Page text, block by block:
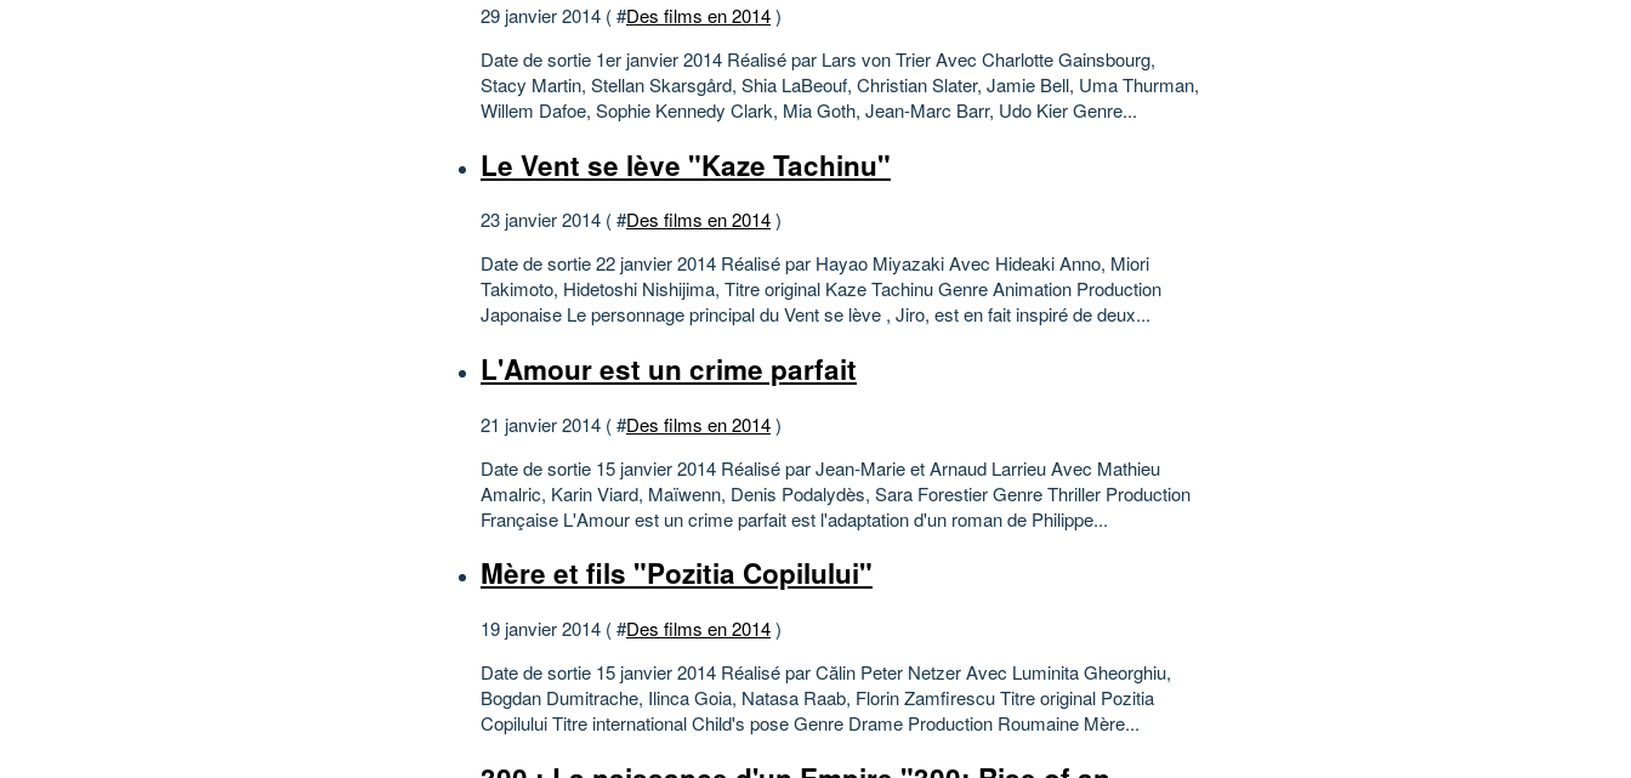
29 janvier 2014 ( #Des films en 2014)
Date de sortie 1er janvier 2014 Réalisé par Lars von Trier Avec Charlotte Gainsbourg,
Stacy Martin, Stellan Skarsgård, Shia LaBeouf, Christian Slater, Jamie Bell, Uma Thurman,
Willem Dafoe, Sophie Kennedy Clark, Mia Goth, Jean-Marc Barr, Udo Kier Genre...
Le Vent se lève "Kaze Tachinu"
23 janvier 2014 ( #Des films en 2014)
Date de sortie 22 janvier 2014 Réalisé par Hayao Miyazaki Avec Hideaki Anno, Miori
Takimoto, Hidetoshi Nishijima, Titre original Kaze Tachinu Genre Animation Production
Japonaise Le personnage principal du Vent se lève , Jiro, est en fait inspiré de deux...
L'Amour est un crime parfait
21 janvier 2014 ( #Des films en 2014)
Date de sortie 15 janvier 2014 Réalisé par Jean-Marie et Arnaud Larrieu Avec Mathieu
Amalric, Karin Viard, Maïwenn, Denis Podalydès, Sara Forestier Genre Thriller Production
Française L'Amour est un crime parfait est l'adaptation d'un roman de Philippe...
Mère et fils "Pozitia Copilului"
19 janvier 2014 ( #Des films en 2014)
Date de sortie 15 janvier 2014 Réalisé par Călin Peter Netzer Avec Luminita Gheorghiu,
Bogdan Dumitrache, Ilinca Goia, Natasa Raab, Florin Zamfirescu Titre original Pozitia
Copilului Titre international Child's pose Genre Drame Production Roumaine Mère...